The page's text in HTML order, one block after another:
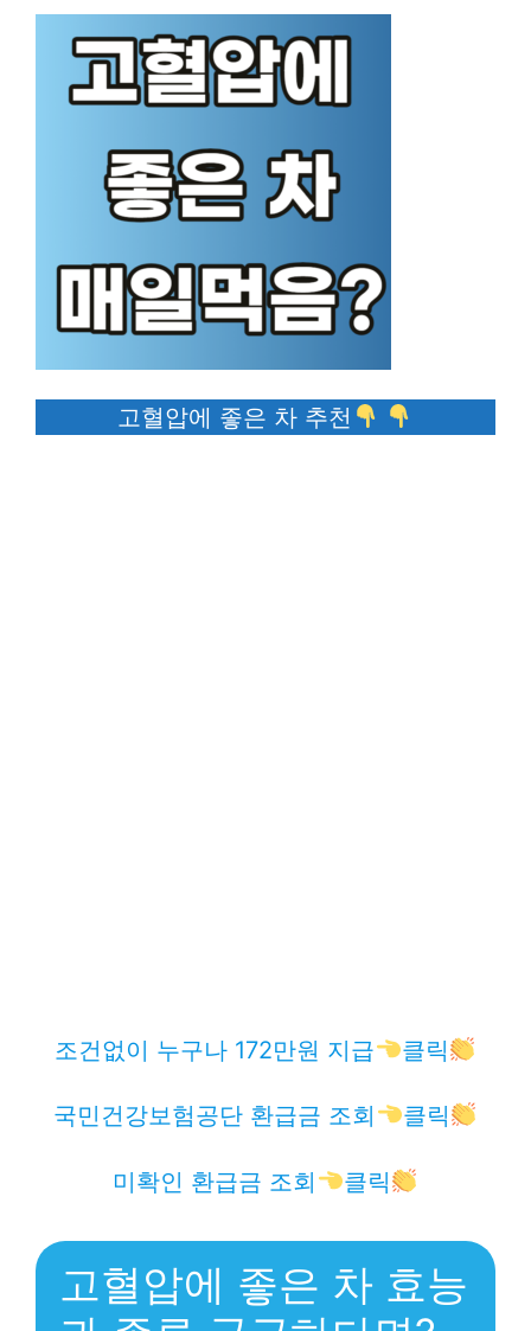
고혈압에 좋은 차 추천
조건없이 누구나 172만원 지급 클릭
국민건강보험공단 환급금 조회 클릭
미확인 환급금 조회 클릭
고혈압에 좋은 차 효능